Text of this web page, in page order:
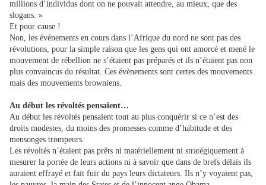
millions d’individus dont on ne pouvait attendre, au mieux, que des
slogans. »
Et pour cause !
Non, les événements en cours dans l’Afrique du nord ne sont pas des
révolutions, pour la simple raison que les gens qui ont amorcé et mené le
mouvement de rébellion ne s’étaient pas préparés et ils n’étaient pas non
plus convaincus du résultat. Ces évènements sont certes des mouvements
mais des mouvements browniens.
Au début les révoltés pensaient…
Au début les révoltés pensaient tout au plus conquérir si ce n’est des
droits modestes, du moins des promesses comme d’habitude et des
mensonges trompeurs.
Les révoltés n’étaient pas prêts ni matériellement ni stratégiquement à
mesurer la portée de leurs actions ni à savoir que dans de brefs délais ils
auraient effrayé et fait fuir du pays leurs dictateurs. Ils n’y voyaient pas,